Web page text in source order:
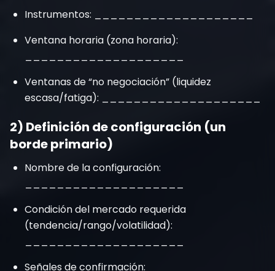
Instrumentos: ____________________
Ventana horaria (zona horaria):
Ventanas de “no negociación” (liquidez
escasa/fatiga): ____________________
2) Definición de configuración (un
borde primario)
Nombre de la configuración:
Condición del mercado requerida
(tendencia/rango/volatilidad):
Señales de confirmación: